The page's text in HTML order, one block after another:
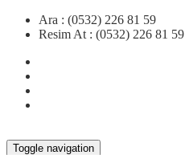
Ara : (0532) 226 81 59
Resim At : (0532) 226 81 59
Toggle navigation